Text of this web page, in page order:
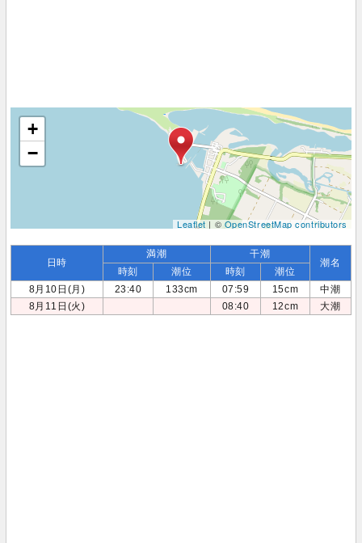
+
−
Leaflet| ©OpenStreetMap contributors
日時
満潮 干潮
潮名
時刻 潮位 時刻
潮位
8月10日(月)
23:40 133cm 07:59 15cm
中潮
8月11日(火)
08:40 12cm 大潮